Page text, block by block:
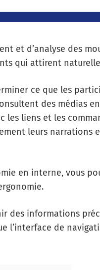
et d’analyse des
qui attirent
ce que les
des médias
les liens et les
leurs narrations
en interne, vous
des informations
l’interface de